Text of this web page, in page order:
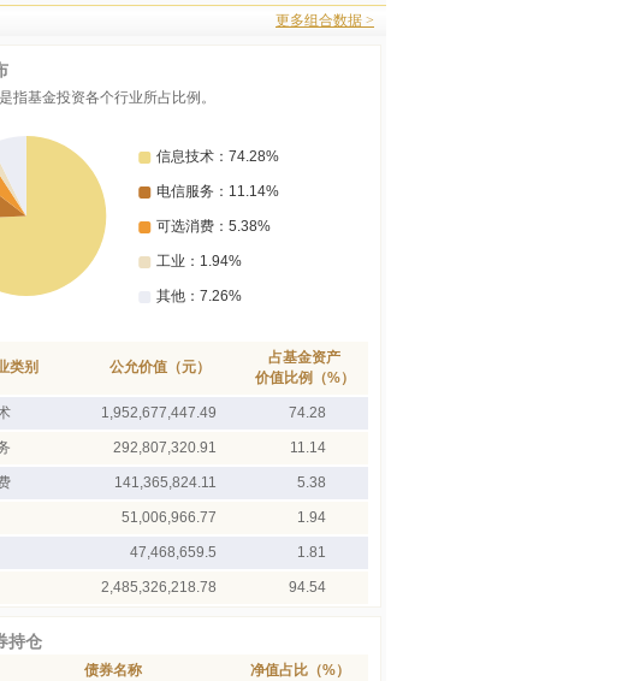
更多组合数据 >
指基金投资各个行业所占比例。
类别 公允价值（元）
占基金资产
价值比例（%）
1,952,677,447.49 74.28
292,807,320.91 11.14
141,365,824.11 5.38
51,006,966.77 1.94
47,468,659.5 1.81
2,485,326,218.78 94.54
持仓
债券名称 净值占比（%）